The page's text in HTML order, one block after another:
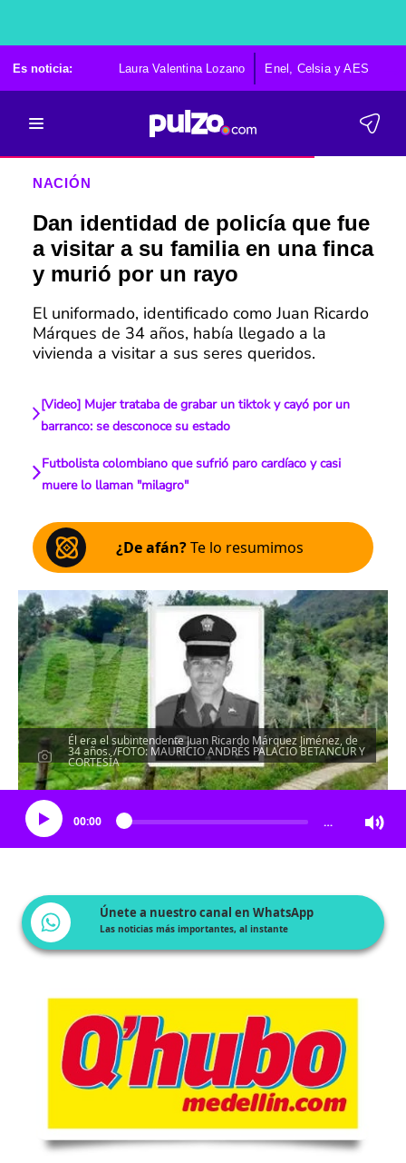
Es noticia: Laura Valentina Lozano Enel, Celsia y AES
NACIÓN
Dan identidad de policía que fue
a visitar a su familia en una finca
y murió por un rayo
El uniformado, identificado como Juan Ricardo
Márques de 34 años, había llegado a la
vivienda a visitar a sus seres queridos.
[Video] Mujer trataba de grabar un tiktok y cayó por un
barranco: se desconoce su estado
Futbolista colombiano que sufrió paro cardíaco y casi
muere lo llaman "milagro"
¿De afán?Te lo resumimos
Él era el subintendente Juan Ricardo Márquez Jiménez, de
34 años. /FOTO: MAURICIO ANDRÉS PALACIO BETANCUR Y
CORTESÍA
Escucha el artículo
00:00 …
Únete a nuestro canal en WhatsApp
Las noticias más importantes, al instante